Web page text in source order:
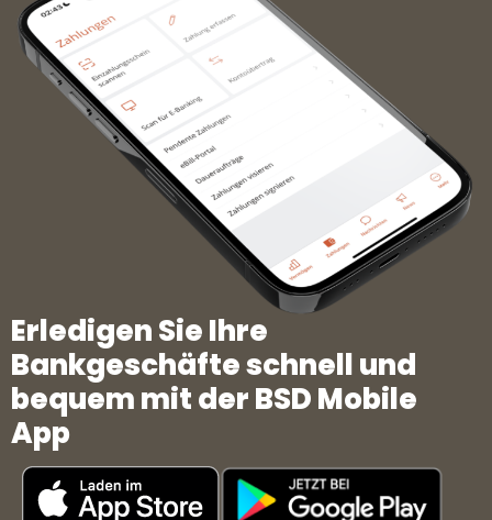
Erledigen Sie Ihre
Bankgeschäfte schnell und
bequem mit der BSD Mobile
App